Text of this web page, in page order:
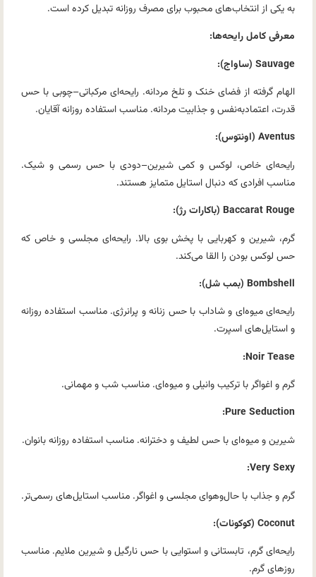
به یکی از انتخاب‌های محبوب برای مصرف روزانه تبدیل کرده است.
معرفی کامل رایحه‌ها:
Sauvage (ساواج):
الهام گرفته از فضای خنک و تلخ مردانه. رایحه‌ای مرکباتی–چوبی با حس
قدرت، اعتمادبه‌نفس و جذابیت مردانه. مناسب استفاده روزانه آقایان.
Aventus (اونتوس):
رایحه‌ای خاص، لوکس و کمی شیرین–دودی با حس رسمی و شیک.
مناسب افرادی که دنبال استایل متمایز هستند.
Baccarat Rouge (باکارات رژ):
گرم، شیرین و کهربایی با پخش بوی بالا. رایحه‌ای مجلسی و خاص که
حس لوکس بودن را القا می‌کند.
Bombshell (بمب شل):
رایحه‌ای میوه‌ای و شاداب با حس زنانه و پرانرژی. مناسب استفاده روزانه
و استایل‌های اسپرت.
Noir Tease:
گرم و اغواگر با ترکیب وانیلی و میوه‌ای. مناسب شب و مهمانی.
Pure Seduction:
شیرین و میوه‌ای با حس لطیف و دخترانه. مناسب استفاده روزانه بانوان.
Very Sexy:
گرم و جذاب با حال‌وهوای مجلسی و اغواگر. مناسب استایل‌های رسمی‌تر.
Coconut (کوکونات):
رایحه‌ای گرم، تابستانی و استوایی با حس نارگیل و شیرین ملایم. مناسب
روزهای گرم.